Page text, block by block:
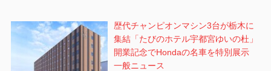
歴代チャンピオンマシン3台が栃木に
集結「たびのホテル宇都宮ゆいの杜」
開業記念でHondaの名車を特別展示
一般ニュース